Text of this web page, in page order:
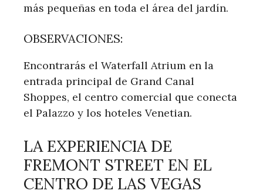
más pequeñas en toda el área del jardín.
OBSERVACIONES:
Encontrarás el Waterfall Atrium en la
entrada principal de Grand Canal
Shoppes, el centro comercial que conecta
el Palazzo y los hoteles Venetian.
LA EXPERIENCIA DE
FREMONT STREET EN EL
CENTRO DE LAS VEGAS